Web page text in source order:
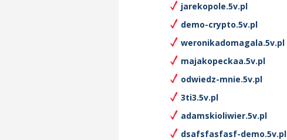
jarekopole.5v.pl
demo-crypto.5v.pl
weronikadomagala.5v.pl
majakopeckaa.5v.pl
odwiedz-mnie.5v.pl
3ti3.5v.pl
adamskioliwier.5v.pl
dsafsfasfasf-demo.5v.pl